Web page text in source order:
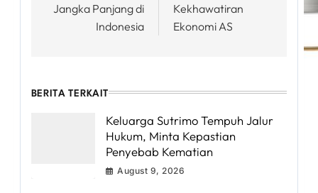
Jangka Panjang di
Indonesia
Kekhawatiran
Ekonomi AS
BERITA TERKAIT
Keluarga Sutrimo Tempuh Jalur
Hukum, Minta Kepastian
Penyebab Kematian
August 9, 2026